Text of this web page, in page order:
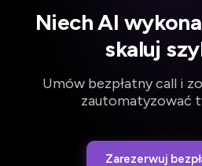
Niech AI
skaluj
Umów bezpłatny call i
zautomatyzować
Zarezerwuj